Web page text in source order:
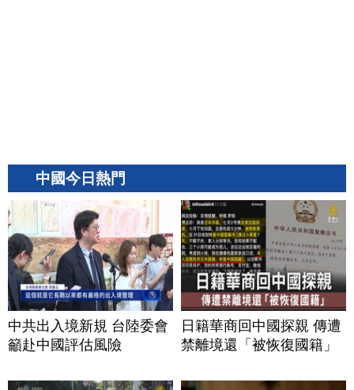
中國今日熱門
中共出入境新規 台陸委會
籲赴中國評估風險
日籍華商回中國探親 傳遭
禁離境還「被恢復國籍」